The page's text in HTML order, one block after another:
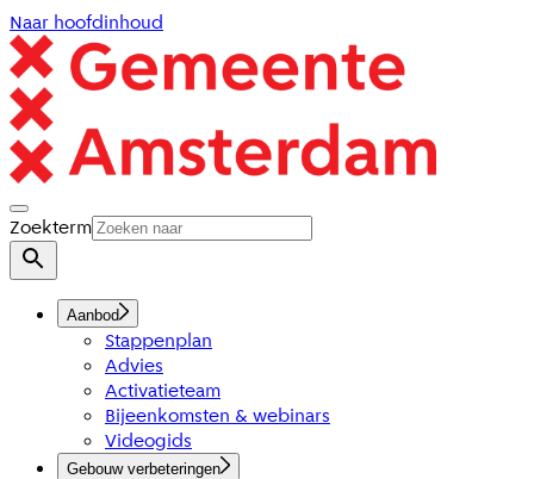
Naar hoofdinhoud
Zoekterm
Aanbod
Stappenplan
Advies
Activatieteam
Bijeenkomsten & webinars
Videogids
Gebouw verbeteringen